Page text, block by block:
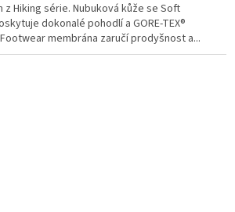
Hiking série. Nubuková kůže se Soft
dokonalé pohodlí a GORE-TEX®
membrána zaručí prodyšnost a...